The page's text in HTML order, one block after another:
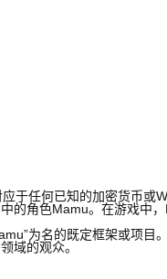
于任何已知的加密货币
的角色Mamu。在游戏中
为名的既定框架或项
域的观众。